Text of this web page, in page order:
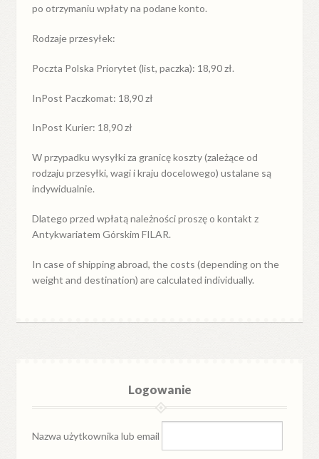
po otrzymaniu wpłaty na podane konto.
Rodzaje przesyłek:
Poczta Polska Priorytet (list, paczka): 18,90 zł.
InPost Paczkomat: 18,90 zł
InPost Kurier: 18,90 zł
W przypadkuwysyłkiza granicękoszty (zależące od
rodzaju przesyłki, wagi i kraju docelowego) ustalane są
indywidualnie.
Dlatego przed wpłatą należności proszę o kontakt z
Antykwariatem Górskim FILAR.
In case of shipping abroad, the costs (depending on the
weight and destination) are calculated individually.
Logowanie
Nazwa użytkownika lub email